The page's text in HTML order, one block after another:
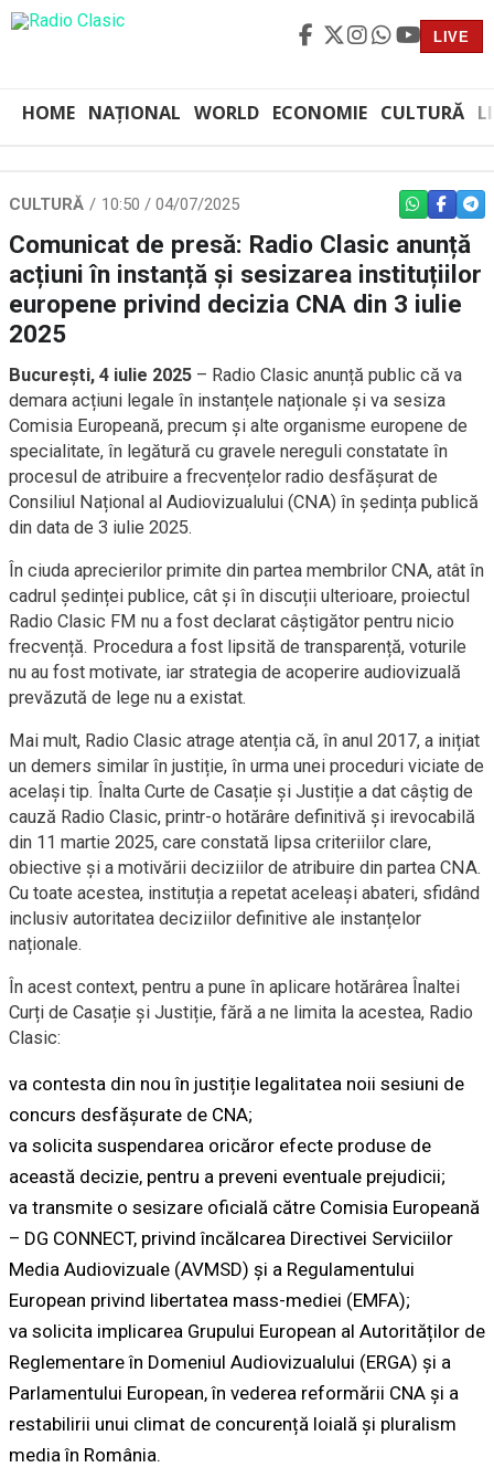
LIVE
HOME NAȚIONAL WORLD ECONOMIE CULTURĂ
CULTURĂ 10:50 / 04/07/2025 WHATSAPP
Comunicat de presă: Radio Clasic anunță
acțiuni în instanță și sesizarea instituțiilor
europene privind decizia CNA din 3 iulie
2025
București, 4 iulie 2025 – Radio Clasic anunță public că va
demara acțiuni legale în instanțele naționale și va sesiza
Comisia Europeană, precum și alte organisme europene de
specialitate, în legătură cu gravele nereguli constatate în
procesul de atribuire a frecvențelor radio desfășurat de
Consiliul Național al Audiovizualului (CNA) în ședința publică
din data de 3 iulie 2025.
În ciuda aprecierilor primite din partea membrilor CNA, atât în
cadrul ședinței publice, cât și în discuții ulterioare, proiectul
Radio Clasic FM nu a fost declarat câștigător pentru nicio
frecvență. Procedura a fost lipsită de transparență, voturile
nu au fost motivate, iar strategia de acoperire audiovizuală
prevăzută de lege nu a existat.
Mai mult, Radio Clasic atrage atenția că, în anul 2017, a inițiat
un demers similar în justiție, în urma unei proceduri viciate de
același tip. Înalta Curte de Casație și Justiție a dat câștig de
cauză Radio Clasic, printr-o hotărâre definitivă și irevocabilă
din 11 martie 2025, care constată lipsa criteriilor clare,
obiective și a motivării deciziilor de atribuire din partea CNA.
Cu toate acestea, instituția a repetat aceleași abateri, sfidând
inclusiv autoritatea deciziilor definitive ale instanțelor
naționale.
În acest context, pentru a pune în aplicare hotărârea Înaltei
Curți de Casație și Justiție, fără a ne limita la acestea, Radio
Clasic:
va contesta din nou în justiție legalitatea noii sesiuni de
concurs desfășurate de CNA;
va solicita suspendarea oricăror efecte produse de
această decizie, pentru a preveni eventuale prejudicii;
va transmite o sesizare oficială către Comisia Europeană
– DG CONNECT, privind încălcarea Directivei Serviciilor
Media Audiovizuale (AVMSD) și a Regulamentului
European privind libertatea mass-mediei (EMFA);
va solicita implicarea Grupului European al Autorităților de
Reglementare în Domeniul Audiovizualului (ERGA) și a
Parlamentului European, în vederea reformării CNA și a
restabilirii unui climat de concurență loială și pluralism
media în România.